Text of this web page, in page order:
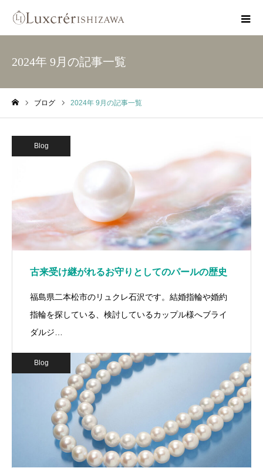
2024年 9月の記事一覧
ブログ 2024年 9月の記事一覧
Blog
古来受け継がれるお守りとしてのパールの歴史
福島県二本松市のリュクレ石沢です。結婚指輪や婚約
指輪を探している、検討しているカップル様へブライ
ダルジ…
Blog